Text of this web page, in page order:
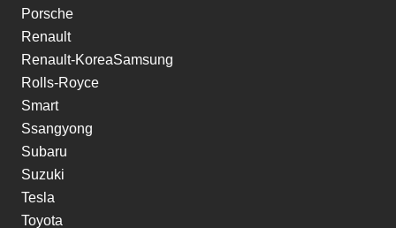
Porsche
Renault
Renault-KoreaSamsung
Rolls-Royce
Smart
Ssangyong
Subaru
Suzuki
Tesla
Toyota